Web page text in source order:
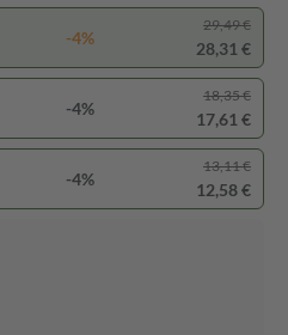
-4%
29,49 €
28,31 €
-4%
18,35 €
17,61 €
-4%
13,11 €
12,58 €